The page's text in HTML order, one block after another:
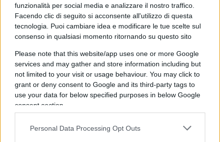
funzionalità per social media e analizzare il nostro traffico.
Facendo clic di seguito si acconsente all'utilizzo di questa
tecnologia. Puoi cambiare idea e modificare le tue scelte sul
consenso in qualsiasi momento ritornando su questo sito
Please note that this website/app uses one or more Google
services and may gather and store information including but
not limited to your visit or usage behaviour. You may click to
grant or deny consent to Google and its third-party tags to
use your data for below specified purposes in below Google
consent section.
Personal Data Processing Opt Outs
colleghi di dedicargli una raccolta fondi.
La raccolta fondi per il
carabiniere
“Il Vice Brigadiere, 37 anni, originario del sud,
presta servizio al Nucleo Radiomobile di Milano.
Sposato con figli piccoli, vive nel Milanese, dove
da vent’anni serve l’Arma dei Carabinieri, lo Stato